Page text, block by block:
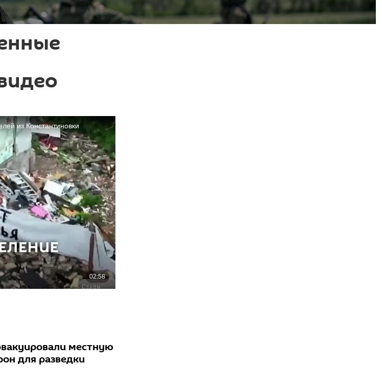
местную
для разведки